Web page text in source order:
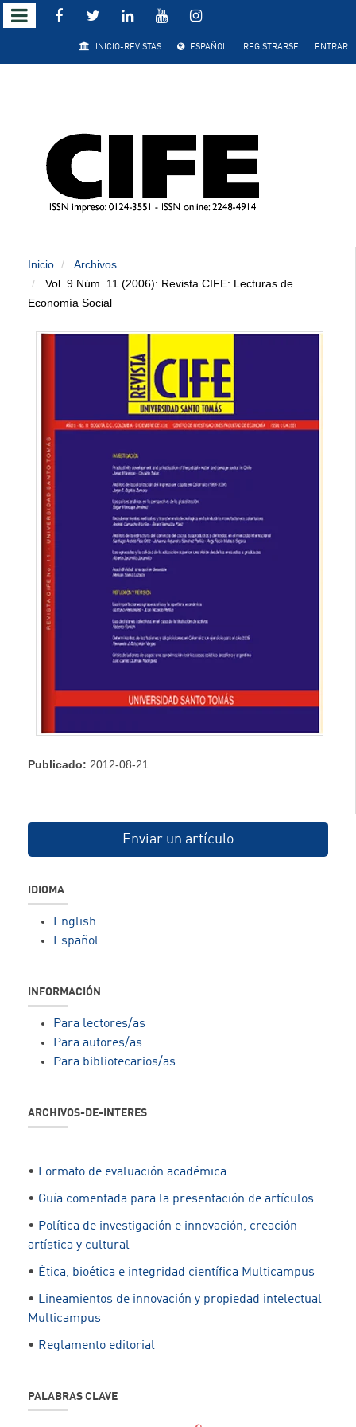
Salto
rápido
contenido
Navegación
principal
Contenido
principal
INICIO-REVISTAS ESPAÑOL REGISTRARSE ENTRAR
Inicio
Archivos
Vol. 9 Núm. 11 (2006): Revista CIFE: Lecturas de
Economía Social
Publicado: 2012-08-21
Enviar un artículo
IDIOMA
English
Español
INFORMACIÓN
Para lectores/as
Para autores/as
Para bibliotecarios/as
ARCHIVOS-DE-INTERES
• Formato de evaluación académica
• Guía comentada para la presentación de artículos
• Política de investigación e innovación, creación
artística y cultural
• Ética, bioética e integridad científica Multicampus
• Lineamientos de innovación y propiedad intelectual
Multicampus
• Reglamento editorial
PALABRAS CLAVE